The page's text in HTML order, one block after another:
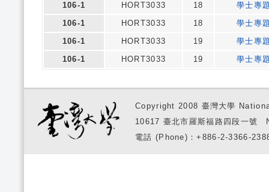
106-1
HORT3033 18
學士專
106-1
HORT3033 18
學士專
106-1
HORT3033 19
學士專
106-1
HORT3033 19 學士專
Copyright 2008 臺灣大學
10617 臺北市羅斯福路四段一
電話 (Phone)：+886-2-3366-